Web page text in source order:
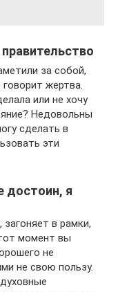
за собой,
жертва.
или не хочу
Недовольны
сделать в
эти
достоин, я
в рамки,
момент вы
не
не свою пользу.